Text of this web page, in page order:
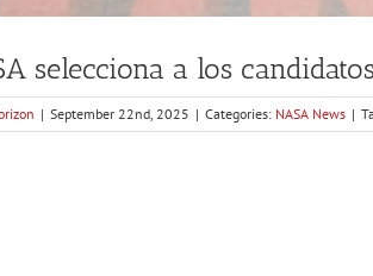
selecciona a los
| September 22nd, 2025 | Categories: NASA News |